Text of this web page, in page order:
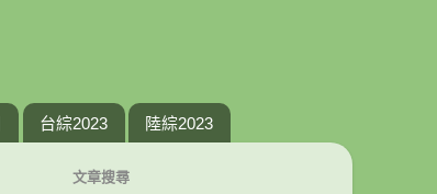
台綜2023 陸綜2023
文章搜尋